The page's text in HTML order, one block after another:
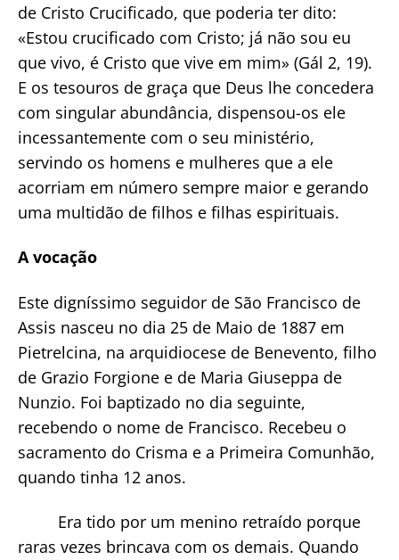
de Cristo Crucificado, que poderia ter dito:
«Estou crucificado com Cristo; já não sou eu
que vivo, é Cristo que vive em mim» (Gál 2, 19).
E os tesouros de graça que Deus lhe concedera
com singular abundância, dispensou-os ele
incessantemente com o seu ministério,
servindo os homens e mulheres que a ele
acorriam em número sempre maior e gerando
uma multidão de filhos e filhas espirituais.
A vocação
Este digníssimo seguidor de São Francisco de
Assis nasceu no dia 25 de Maio de 1887 em
Pietrelcina, na arquidiocese de Benevento, filho
de Grazio Forgione e de Maria Giuseppa de
Nunzio. Foi baptizado no dia seguinte,
recebendo o nome de Francisco. Recebeu o
sacramento do Crisma e a Primeira Comunhão,
quando tinha 12 anos.
Era tido por um menino retraído porque
raras vezes brincava com os demais. Quando